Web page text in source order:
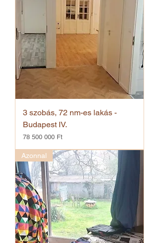
3 szobás, 72 nm-es lakás -
Budapest IV.
Ár
78 500 000 Ft
Azonnal